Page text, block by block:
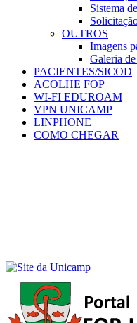
Sistema
OUTROS
Imagens
Galeria
PACIENTES/SICOD
ACOLHE FOP
WI-FI EDUROAM
VPN UNICAMP
LINPHONE
COMO CHEGAR